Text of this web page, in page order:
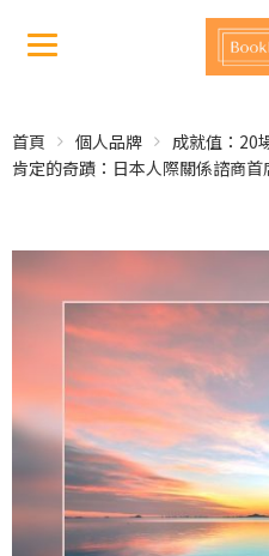
首頁 個人品牌 成就值：20
肯定的奇蹟：日本人際關係諮商